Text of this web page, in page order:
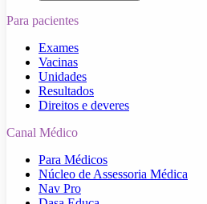
Para pacientes
Exames
Vacinas
Unidades
Resultados
Direitos e deveres
Canal Médico
Para Médicos
Núcleo de Assessoria Médica
Nav Pro